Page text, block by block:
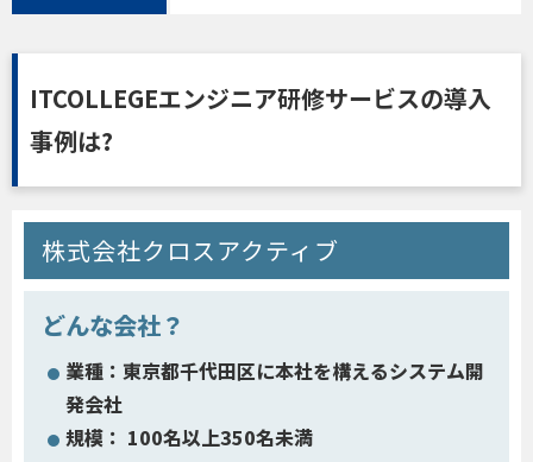
ITCOLLEGEエンジニア研修サービスの導入
事例は?
株式会社クロスアクティブ
どんな会社？
業種：東京都千代田区に本社を構えるシステム開
発会社
規模： 100名以上350名未満